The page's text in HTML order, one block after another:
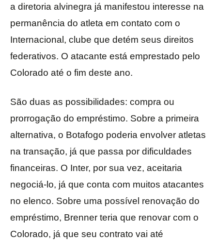
a diretoria alvinegra já manifestou interesse na
permanência do atleta em contato com o
Internacional, clube que detém seus direitos
federativos. O atacante está emprestado pelo
Colorado até o fim deste ano.
São duas as possibilidades: compra ou
prorrogação do empréstimo. Sobre a primeira
alternativa, o Botafogo poderia envolver atletas
na transação, já que passa por dificuldades
financeiras. O Inter, por sua vez, aceitaria
negociá-lo, já que conta com muitos atacantes
no elenco. Sobre uma possível renovação do
empréstimo, Brenner teria que renovar com o
Colorado, já que seu contrato vai até